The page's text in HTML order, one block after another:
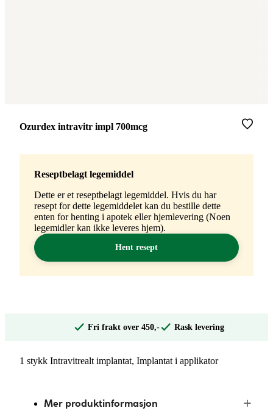
Merke:
Ozurdex intravitr impl 700mcg
Reseptbelagt legemiddel
Dette er et reseptbelagt legemiddel. Hvis du har
resept for dette legemiddelet kan du bestille dette
enten for henting i apotek eller hjemlevering (Noen
legemidler kan ikke leveres hjem).
Hent resept
Fri frakt over 450,- Rask levering
1 stykk Intravitrealt implantat, Implantat i applikator
Mer produktinformasjon